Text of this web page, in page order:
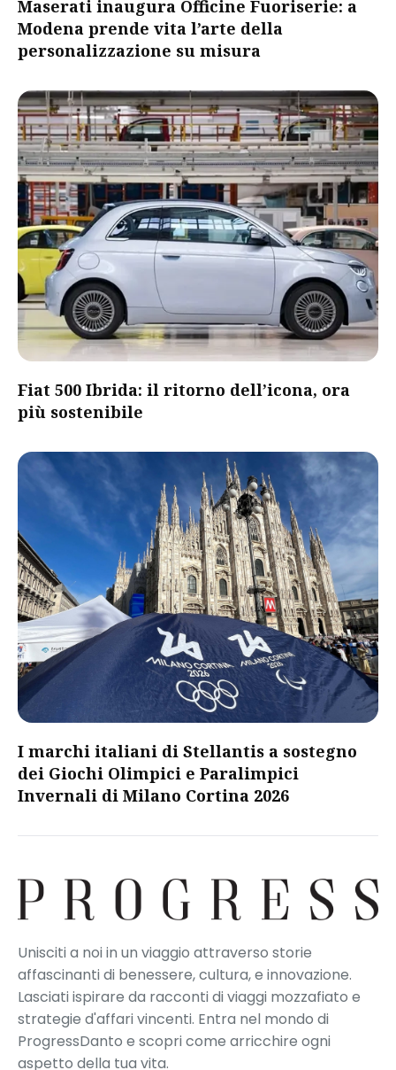
Maserati inaugura Officine Fuoriserie: a
Modena prende vita l’arte della
personalizzazione su misura
Fiat 500 Ibrida: il ritorno dell’icona, ora
più sostenibile
I marchi italiani di Stellantis a sostegno
dei Giochi Olimpici e Paralimpici
Invernali di Milano Cortina 2026
Unisciti a noi in un viaggio attraverso storie
affascinanti di benessere, cultura, e innovazione.
Lasciati ispirare da racconti di viaggi mozzafiato e
strategie d'affari vincenti. Entra nel mondo di
ProgressDanto e scopri come arricchire ogni
aspetto della tua vita.